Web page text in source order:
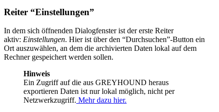
Reiter “Einstellungen”
In dem sich öffnenden Dialogfenster ist der erste Reiter
aktiv: Einstellungen. Hier ist über den “Durchsuchen”-Button ein
Ort auszuwählen, an dem die archivierten Daten lokal auf dem
Rechner gespeichert werden sollen.
Hinweis
Ein Zugriff auf die aus GREYHOUND heraus
exportieren Daten ist nur lokal möglich, nicht per
Netzwerkzugriff. Mehr dazu hier.